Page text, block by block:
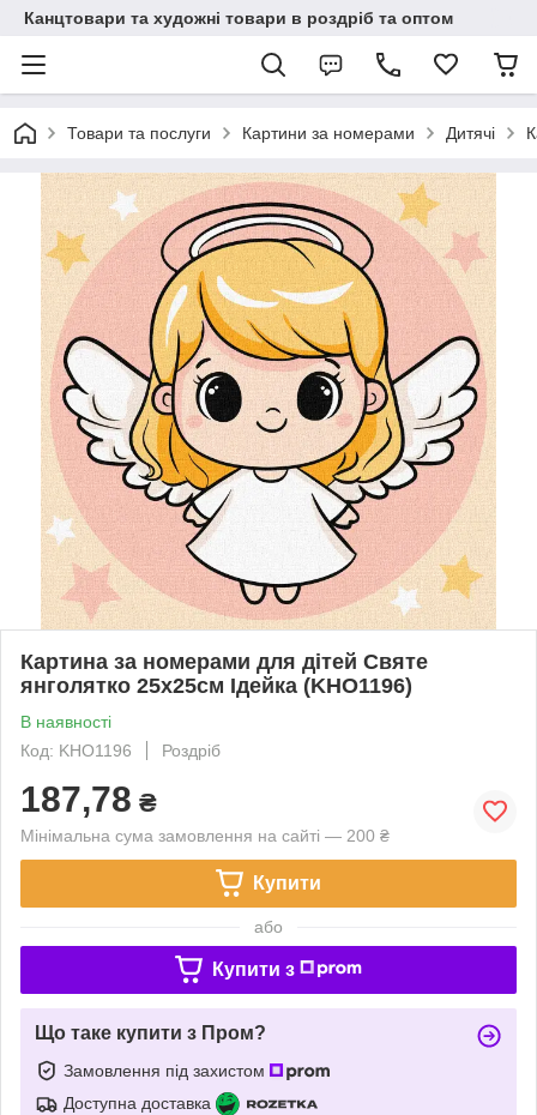
Канцтовари та художні товари в роздріб та оптом
Товари та послуги Картини за номерами Дитячі
Картина за номерами для дітей Святе
янголятко 25х25см Ідейка (KHO1196)
В наявності
Код: KHO1196
Роздріб
187,78 ₴
Мінімальна сума замовлення на сайті — 200 ₴
Купити
або
Купити з
Що таке купити з Пром?
Замовлення під захистом
Доступна доставка